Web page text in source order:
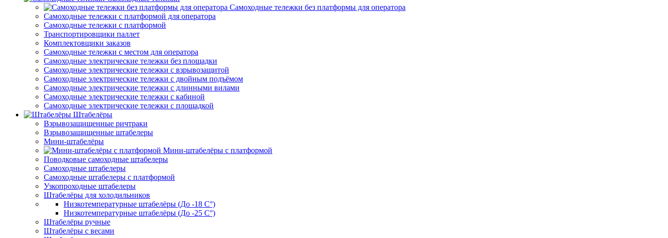
Самоходные тележки без платформы для оператора
Самоходные тележки с платформой для оператора
Самоходные тележки с платформой
Транспортировщики паллет
Комплектовщики заказов
Самоходные тележки с местом для оператора
Самоходные электрические тележки без площадки
Самоходные электрические тележки с взрывозащитой
Самоходные электрические тележки с двойным подъёмом
Самоходные электрические тележки с длинными вилами
Самоходные электрические тележки с кабиной
Самоходные электрические тележки с площадкой
Штабелёры
Взрывозащищенные ричтраки
Взрывозащищенные штабелеры
Мини-штабелёры
Мини-штабелёры с платформой
Поводковые самоходные штабелеры
Самоходные штабелеры
Самоходные штабелеры с платформой
Узкопроходные штабелеры
Штабелёры для холодильников
Низкотемпературные штабелёры (До -18 C°)
Низкотемпературные штабелёры (До -25 C°)
Штабелёры ручные
Штабелёры с весами